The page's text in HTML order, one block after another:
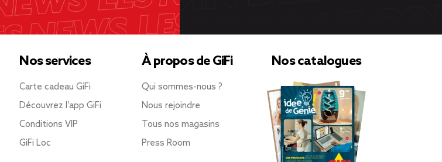
Nos services
Carte cadeau GiFi
Découvrez l’app GiFi
Conditions VIP
GiFi Loc
À propos de GiFi
Qui sommes-nous ?
Nous rejoindre
Tous nos magasins
Press Room
Nos catalogues